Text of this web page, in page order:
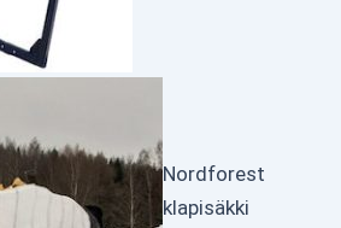
Nordforest
klapisäkki